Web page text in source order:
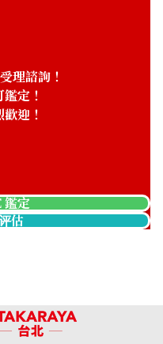
理諮詢！
定！
迎！
鑑定
估